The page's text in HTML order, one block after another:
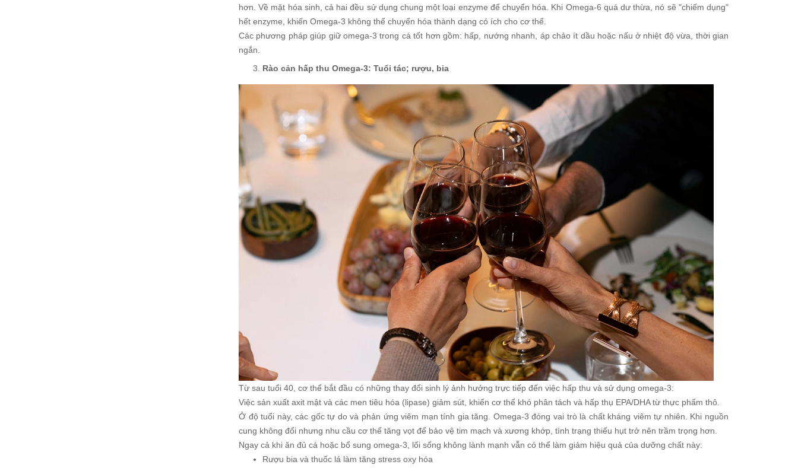
hơn. Về mặt hóa sinh, cả hai đều sử dụng chung một loại enzyme để chuyển hóa. Khi Omega-6 quá dư thừa, nó sẽ "chiếm dụng"
hết enzyme, khiến Omega-3 không thể chuyển hóa thành dạng có ích cho cơ thể.
Các phương pháp giúp giữ omega-3 trong cá tốt hơn gồm: hấp, nướng nhanh, áp chảo ít dầu hoặc nấu ở nhiệt độ vừa, thời gian
ngắn.
Rào cản hấp thu Omega-3: Tuổi tác; rượu, bia
Từ sau tuổi 40, cơ thể bắt đầu có những thay đổi sinh lý ảnh hưởng trực tiếp đến việc hấp thu và sử dụng omega-3:
Việc sản xuất axit mật và các men tiêu hóa (lipase) giảm sút, khiến cơ thể khó phân tách và hấp thụ EPA/DHA từ thực phẩm thô.
Ở độ tuổi này, các gốc tự do và phản ứng viêm mạn tính gia tăng. Omega-3 đóng vai trò là chất kháng viêm tự nhiên. Khi nguồn
cung không đổi nhưng nhu cầu cơ thể tăng vọt để bảo vệ tim mạch và xương khớp, tình trạng thiếu hụt trở nên trầm trọng hơn.
Ngay cả khi ăn đủ cá hoặc bổ sung omega-3, lối sống không lành mạnh vẫn có thể làm giảm hiệu quả của dưỡng chất này:
Rượu bia và thuốc lá làm tăng stress oxy hóa